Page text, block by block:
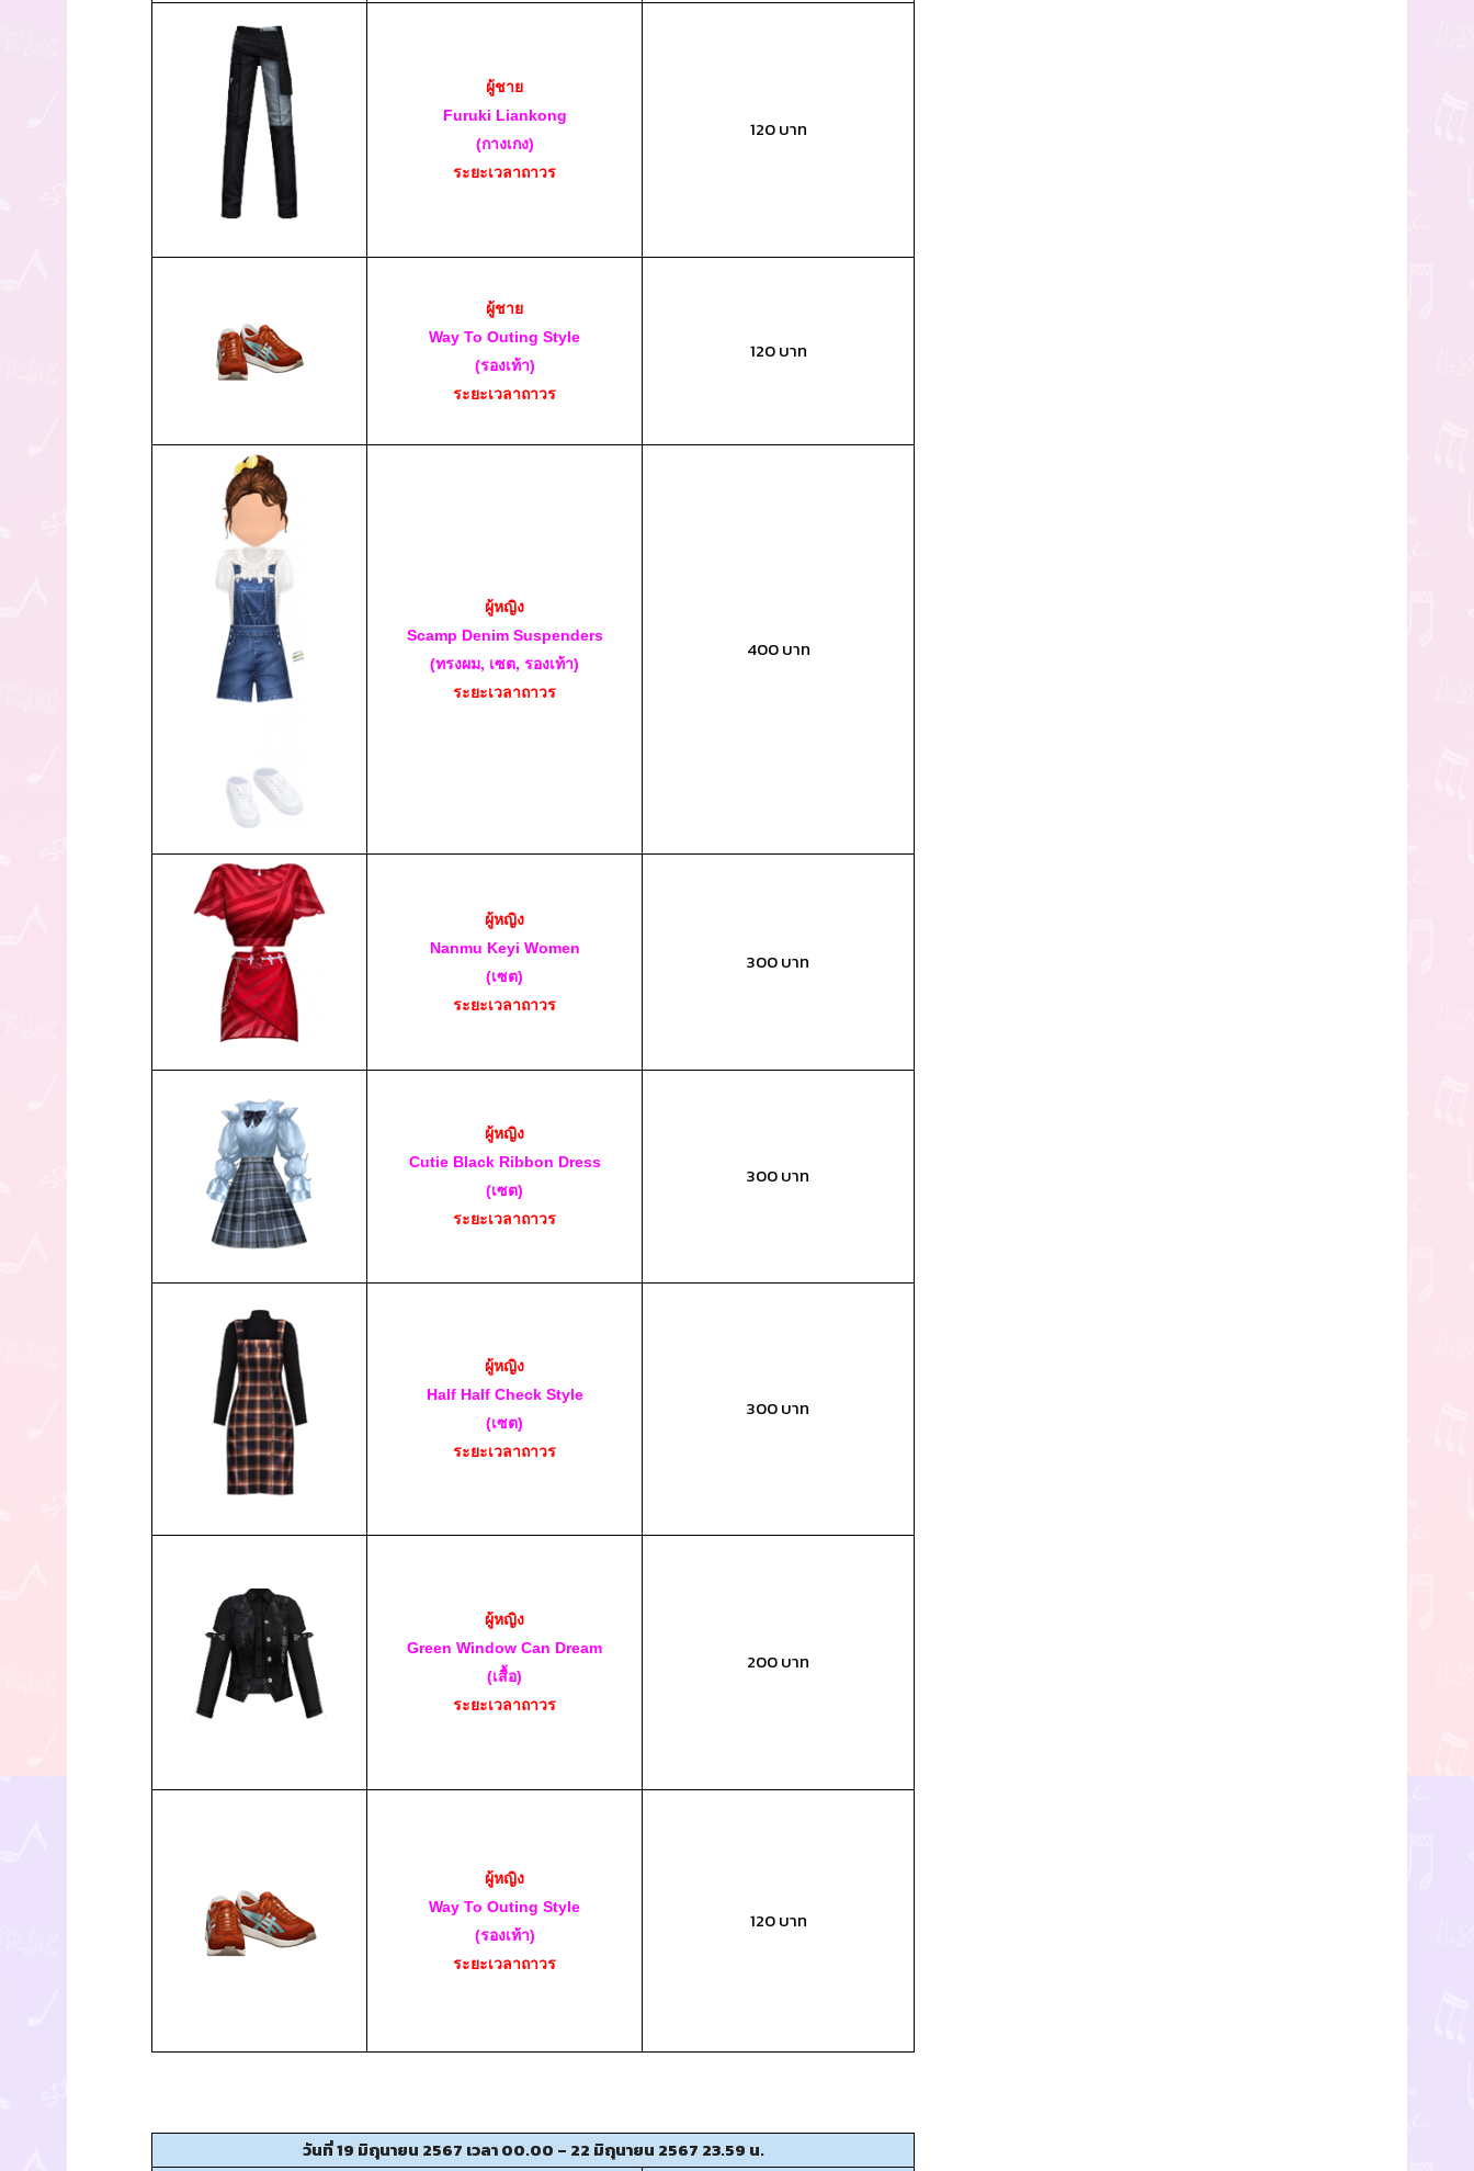
ผู้ชาย
Furuki Liankong
(กางเกง)
ระยะเวลาถาวร
120 บาท
ผู้ชาย
Way To Outing Style
(รองเท้า)
ระยะเวลาถาวร
120 บาท
ผู้หญิง
Scamp Denim Suspenders
(ทรงผม, เซต, รองเท้า)
ระยะเวลาถาวร
400 บาท
ผู้หญิง
Nanmu Keyi Women
(เซต)
ระยะเวลาถาวร
300 บาท
ผู้หญิง
Cutie Black Ribbon Dress
(เซต)
ระยะเวลาถาวร
300 บาท
ผู้หญิง
Half Half Check Style
(เซต)
ระยะเวลาถาวร
300 บาท
ผู้หญิง
Green Window Can Dream
(เสื้อ)
ระยะเวลาถาวร
200 บาท
ผู้หญิง
Way To Outing Style
(รองเท้า)
ระยะเวลาถาวร
120 บาท
วันที่ 19 มิถุนายน 2567 เวลา 00.00 – 22 มิถุนายน 2567 23.59 น.